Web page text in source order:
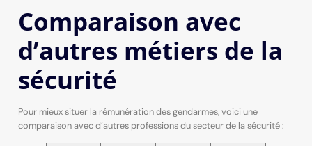
Comparaison avec
d’autres métiers de la
sécurité
Pour mieux situer la rémunération des gendarmes, voici une
comparaison avec d’autres professions du secteur de la sécurité :